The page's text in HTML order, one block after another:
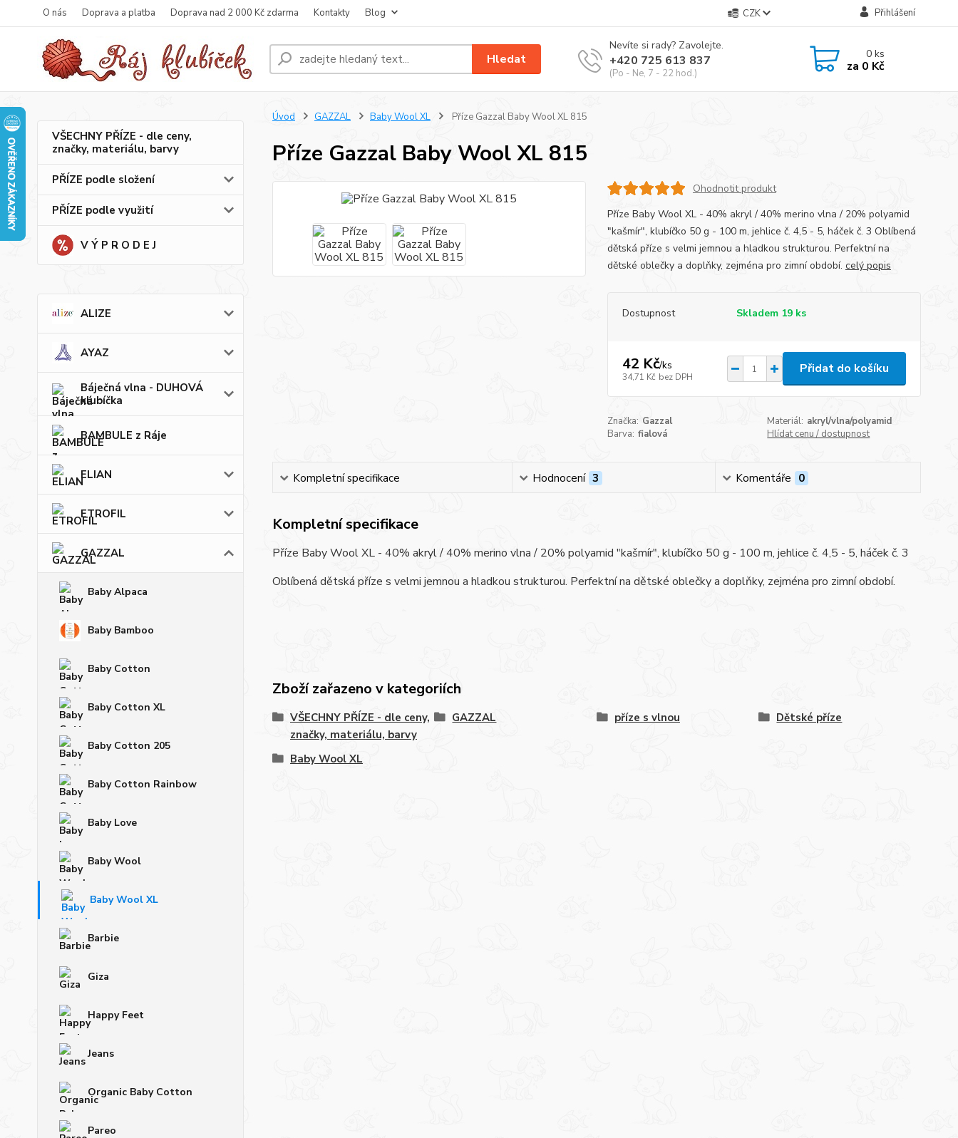
O nás Doprava a platba Doprava nad 2 000 Kč zdarma Kontakty Blog CZK Přihlášení
Hledat
Nevíte si rady? Zavolejte.
+420 725 613 837
(Po - Ne, 7 - 22 hod.)
0ks
za 0 Kč
VŠECHNY PŘÍZE - dle ceny,
značky, materiálu, barvy
PŘÍZE podle složení
PŘÍZE podle využití
V Ý P R O D E J
ALIZE
AYAZ
Báječná vlna - DUHOVÁ
klubíčka
BAMBULE z Ráje
ELIAN
ETROFIL
GAZZAL
Baby Alpaca
Baby Bamboo
Baby Cotton
Baby Cotton XL
Baby Cotton 205
Baby Cotton Rainbow
Baby Love
Baby Wool
Baby Wool XL
Barbie
Giza
Happy Feet
Jeans
Organic Baby Cotton
Pareo
Úvod GAZZAL Baby Wool XL Příze Gazzal Baby Wool XL 815
Příze Gazzal Baby Wool XL 815
Ohodnotit produkt
Příze Baby Wool XL - 40% akryl / 40% merino vlna / 20% polyamid
"kašmír", klubíčko 50 g - 100 m, jehlice č. 4,5 - 5, háček č. 3 Oblíbená
dětská příze s velmi jemnou a hladkou strukturou. Perfektní na
dětské oblečky a doplňky, zejména pro zimní období. celý popis
Dostupnost Skladem 19 ks
42 Kč/ks
34,71 Kč bez DPH
Přidat do košíku
Značka: Gazzal Materiál: akryl/vlna/polyamid
Barva: fialová Hlídat cenu / dostupnost
Kompletní specifikace Hodnocení 3 Komentáře 0
Kompletní specifikace
Příze Baby Wool XL - 40% akryl / 40% merino vlna / 20% polyamid "kašmír", klubíčko 50 g - 100 m, jehlice č. 4,5 - 5, háček č. 3
Oblíbená dětská příze s velmi jemnou a hladkou strukturou. Perfektní na dětské oblečky a doplňky, zejména pro zimní období.
Zboží zařazeno v kategoriích
VŠECHNY PŘÍZE - dle ceny,
značky, materiálu, barvy
GAZZAL příze s vlnou Dětské příze
Baby Wool XL